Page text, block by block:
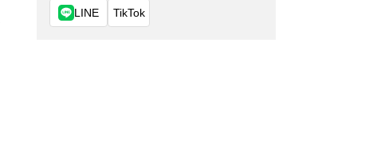
LINE TikTok